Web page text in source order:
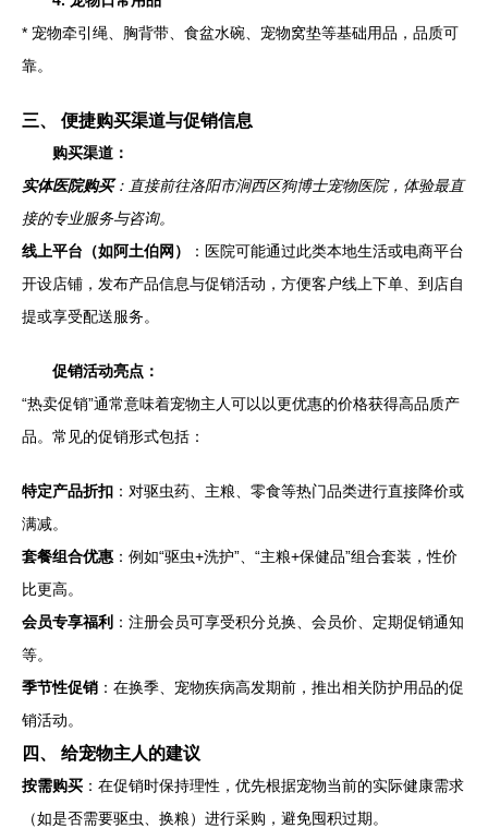
* 宠物牵引绳、胸背带、食盆水碗、宠物窝垫等基础用品，品质可
靠。
三、 便捷购买渠道与促销信息
购买渠道：
实体医院购买：直接前往洛阳市涧西区狗博士宠物医院，体验最直
接的专业服务与咨询。
线上平台（如阿土伯网）
：医院可能通过此类本地生活或电商平台
开设店铺，发布产品信息与促销活动，方便客户线上下单、到店自
提或享受配送服务。
促销活动亮点：
“热卖促销”通常意味着宠物主人可以以更优惠的价格获得高品质产
品。常见的促销形式包括：
特定产品折扣 ：对驱虫药、主粮、零食等热门品类进行直接降价或
满减。
套餐组合优惠 ：例如“驱虫+洗护”、“主粮+保健品”组合套装，性价
比更高。
会员专享福利 ：注册会员可享受积分兑换、会员价、定期促销通知
等。
季节性促销 ：在换季、宠物疾病高发期前，推出相关防护用品的促
销活动。
四、 给宠物主人的建议
按需购买 ：在促销时保持理性，优先根据宠物当前的实际健康需求
（如是否需要驱虫、换粮）进行采购，避免囤积过期。